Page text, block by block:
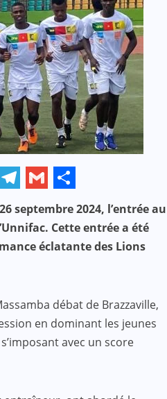
Gmail
Share
septembre 2024, l’entrée au
Cette entrée a été
éclatante des Lions
débat de Brazzaville,
en dominant les jeunes
avec un score